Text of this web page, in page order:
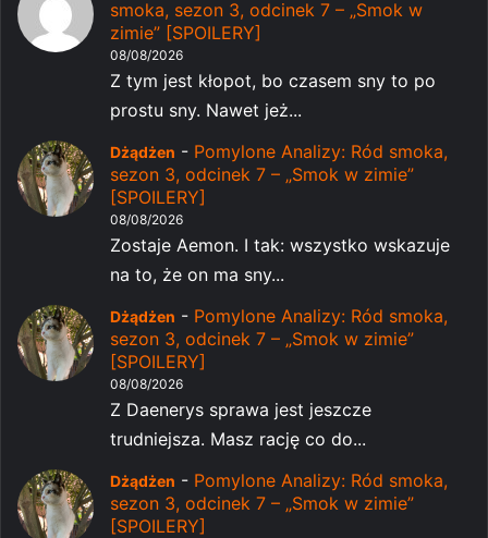
smoka, sezon 3, odcinek 7 – „Smok w
zimie” [SPOILERY]
08/08/2026
Z tym jest kłopot, bo czasem sny to po
prostu sny. Nawet jeż...
Dżądżen - Pomylone Analizy: Ród smoka,
sezon 3, odcinek 7 – „Smok w zimie”
[SPOILERY]
08/08/2026
Zostaje Aemon. I tak: wszystko wskazuje
na to, że on ma sny...
Dżądżen - Pomylone Analizy: Ród smoka,
sezon 3, odcinek 7 – „Smok w zimie”
[SPOILERY]
08/08/2026
Z Daenerys sprawa jest jeszcze
trudniejsza. Masz rację co do...
Dżądżen - Pomylone Analizy: Ród smoka,
sezon 3, odcinek 7 – „Smok w zimie”
[SPOILERY]